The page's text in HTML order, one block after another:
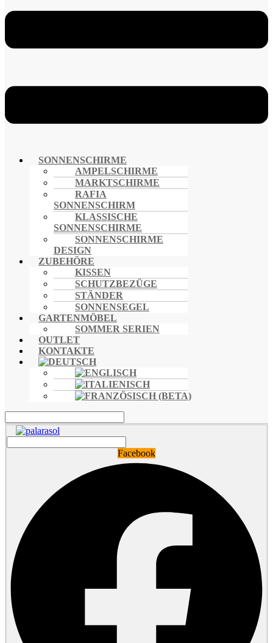
SONNENSCHIRME
AMPELSCHIRME
MARKTSCHIRME
RAFIA
SONNENSCHIRM
KLASSISCHE
SONNENSCHIRME
SONNENSCHIRME
DESIGN
ZUBEHÖRE
KISSEN
SCHUTZBEZÜGE
STÄNDER
SONNENSEGEL
GARTENMÖBEL
SOMMER SERIEN
OUTLET
KONTAKTE
Facebook